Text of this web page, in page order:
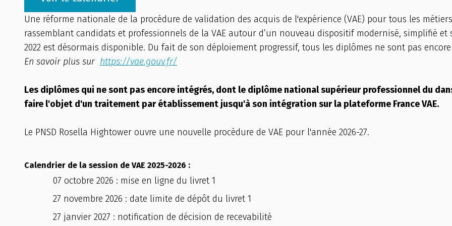
Une réforme nationale de la procédure de validation des acquis de l'expérience (VAE) pour tous les
rassemblant candidats et professionnels de la VAE autour d’un nouveau dispositif modernisé, simplifié et
2022 est désormais disponible. Du fait de son déploiement progressif, tous les diplômes ne sont pas
En savoir plus sur https://vae.gouv.fr/
Les diplômes qui ne sont pas encore intégrés, dont le diplôme national supérieur professionnel du
faire l'objet d'un traitement par établissement jusqu'à son intégration sur la plateforme France VAE.
Le PNSD Rosella Hightower ouvre une nouvelle procédure de VAE pour l'année 2026-27.
Calendrier de la session de VAE 2025-2026 :
07 octobre 2026 : mise en ligne du livret 1
27 novembre 2026 : date limite de dépôt du livret 1
27 janvier 2027 : notification de décision de recevabilité